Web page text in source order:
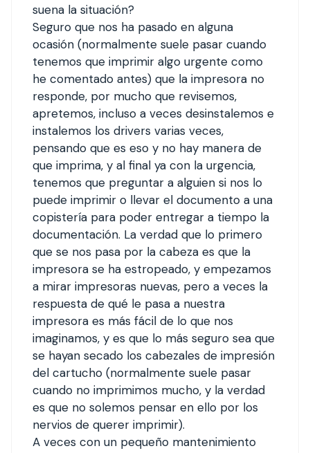
suena la situación?
Seguro que nos ha pasado en alguna
ocasión (normalmente suele pasar cuando
tenemos que imprimir algo urgente como
he comentado antes) que la impresora no
responde, por mucho que revisemos,
apretemos, incluso a veces desinstalemos e
instalemos los drivers varias veces,
pensando que es eso y no hay manera de
que imprima, y al final ya con la urgencia,
tenemos que preguntar a alguien si nos lo
puede imprimir o llevar el documento a una
copistería para poder entregar a tiempo la
documentación. La verdad que lo primero
que se nos pasa por la cabeza es que la
impresora se ha estropeado, y empezamos
a mirar impresoras nuevas, pero a veces la
respuesta de qué le pasa a nuestra
impresora es más fácil de lo que nos
imaginamos, y es que lo más seguro sea que
se hayan secado los cabezales de impresión
del cartucho (normalmente suele pasar
cuando no imprimimos mucho, y la verdad
es que no solemos pensar en ello por los
nervios de querer imprimir).
A veces con un pequeño mantenimiento